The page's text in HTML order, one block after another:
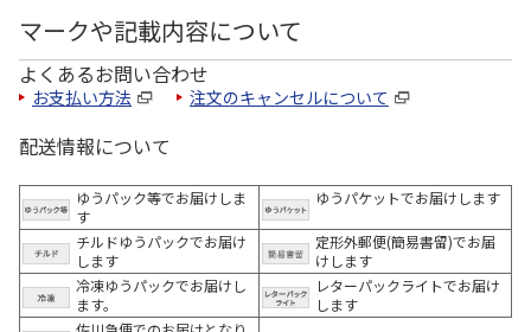
マークや記載内容について
よくあるお問い合わせ
お支払い方法 注文のキャンセルについて
配送情報について
ゆうパック等でお届けしま
す
ゆうパケットでお届けします
チルドゆうパックでお届け
します
定形外郵便(簡易書留)でお届
けします
冷凍ゆうパックでお届けし
ます。
レターパックライトでお届け
します